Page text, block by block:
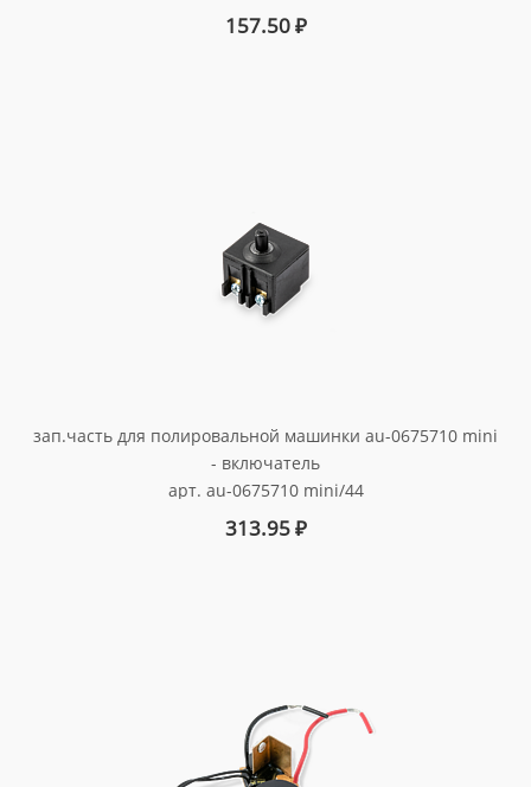
157.50₽
зап.часть для полировальной машинки au-0675710 mini
- включатель
арт. au-0675710 mini/44
313.95₽